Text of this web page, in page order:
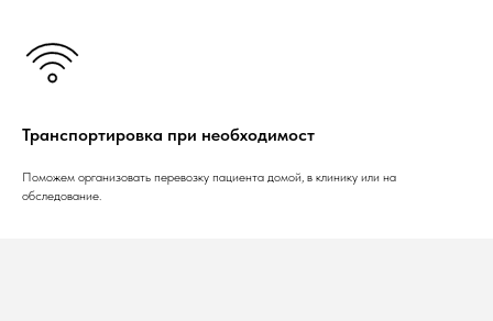
Транспортировка при необходимост
Поможем организовать перевозку пациента домой, в клинику или на
обследование.